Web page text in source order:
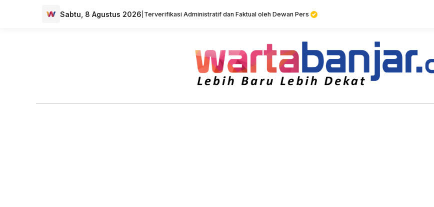
Sabtu, 8 Agustus 2026 Terverifikasi Administratif dan Faktual oleh Dewan Pers